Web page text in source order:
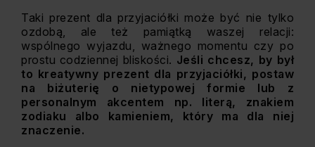
Taki prezent dla przyjaciółki może być nie tylko
ozdobą, ale też pamiątką waszej relacji:
wspólnego wyjazdu, ważnego momentu czy po
prostu codziennej bliskości. Jeśli chcesz, by był
to kreatywny prezent dla przyjaciółki, postaw
na biżuterię o nietypowej formie lub z
personalnym akcentem np. literą, znakiem
zodiaku albo kamieniem, który ma dla niej
znaczenie.